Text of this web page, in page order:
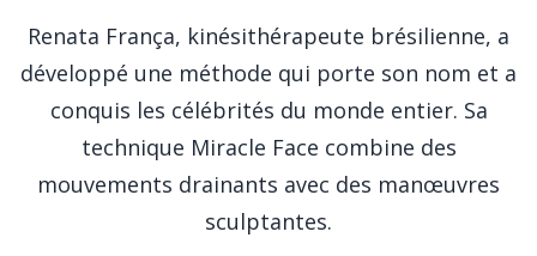
Renata França, kinésithérapeute brésilienne, a
développé une méthode qui porte son nom et a
conquis les célébrités du monde entier. Sa
technique Miracle Face combine des
mouvements drainants avec des manœuvres
sculptantes.